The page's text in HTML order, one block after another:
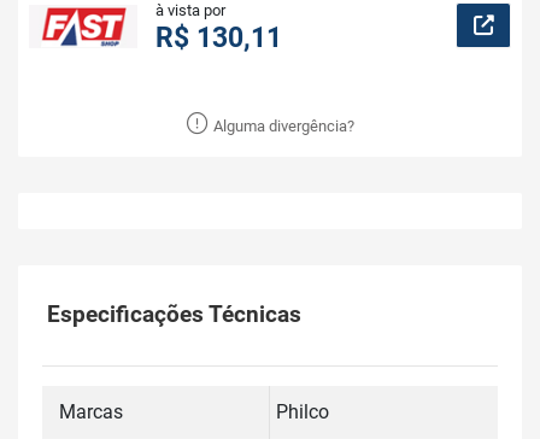
à vista por
R$ 130,11
Alguma divergência?
Especificações Técnicas
Marcas Philco